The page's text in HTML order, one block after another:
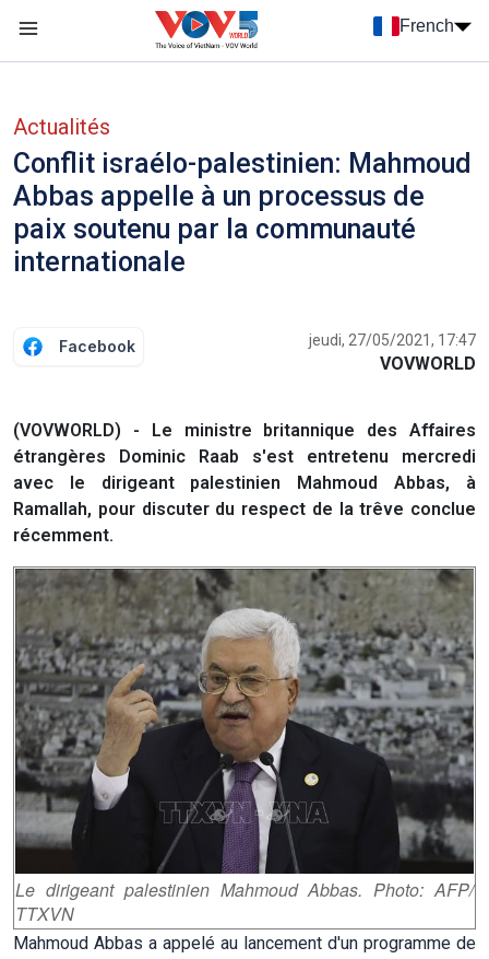
French
Actualités
Conflit israélo-palestinien: Mahmoud
Abbas appelle à un processus de
paix soutenu par la communauté
internationale
Facebook jeudi, 27/05/2021, 17:47
VOVWORLD
(VOVWORLD) - Le ministre britannique des Affaires
étrangères Dominic Raab s'est entretenu mercredi
avec le dirigeant palestinien Mahmoud Abbas, à
Ramallah, pour discuter du respect de la trêve conclue
récemment.
Le dirigeant palestinien Mahmoud Abbas. Photo: AFP/
TTXVN
Mahmoud Abbas a appelé au lancement d'un programme de